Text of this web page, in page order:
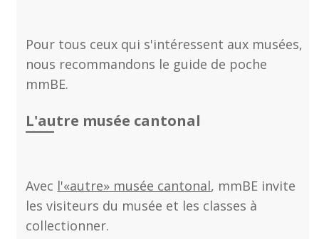
Pour tous ceux qui s'intéressent aux musées,
nous recommandons le guide de poche
mmBE.
L'autre musée cantonal
Avec l'«autre» musée cantonal, mmBE invite
les visiteurs du musée et les classes à
collectionner.